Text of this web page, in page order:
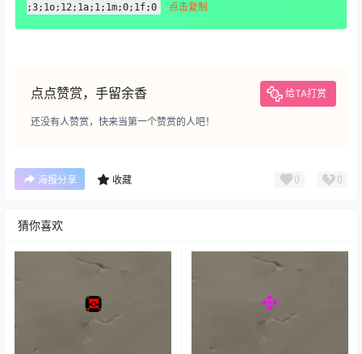
;3;1o;12;1a;1;1m;0;1f;0
点击复制
点点赞赏，手留余香 给TA打赏
还没有人赞赏，快来当第一个赞赏的人吧！
海报分享 收藏 0 0
猜你喜欢